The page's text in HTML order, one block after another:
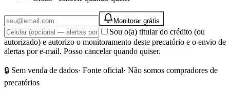
Monitorar grátis
Sou o(a) titular do crédito (ou
autorizado) e autorizo o monitoramento deste precatório e o envio de
alertas por e-mail. Posso cancelar quando quiser.
🔒 Sem venda de dados· Fonte oficial· Não somos compradores de
precatórios